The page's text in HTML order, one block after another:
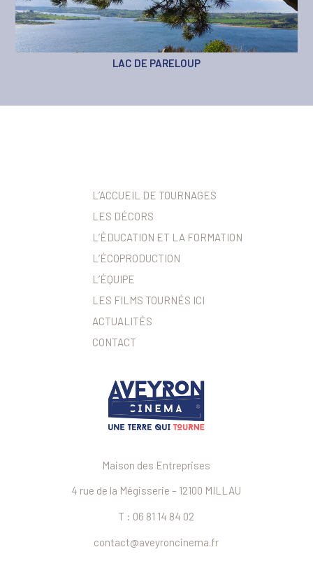
LAC DE PARELOUP
L’ACCUEIL DE TOURNAGES
LES DÉCORS
L’ÉDUCATION ET LA FORMATION
L’ÉCOPRODUCTION
L’ÉQUIPE
LES FILMS TOURNÉS ICI
ACTUALITÉS
CONTACT
Maison des Entreprises
4 rue de la Mégisserie – 12100 MILLAU
T : 06 81 14 84 02
contact@aveyroncinema.fr